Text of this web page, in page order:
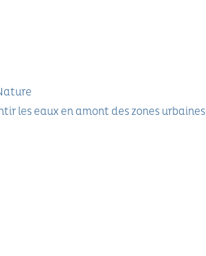
les eaux en amont des zones urbaines